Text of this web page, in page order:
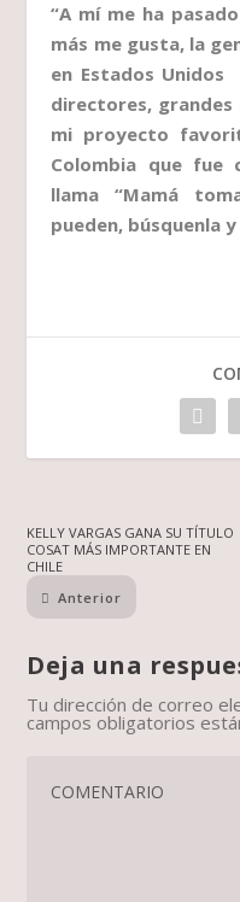
“A mí me ha
más me gusta, la
en Estados
directores,
mi proyecto
Colombia que
llama “Mamá
pueden, búsquenla y
KELLY VARGAS GANA SU TÍTULO
COSAT MÁS IMPORTANTE EN
CHILE
Anterior
Deja una
Tu dirección de correo
campos obligatorios